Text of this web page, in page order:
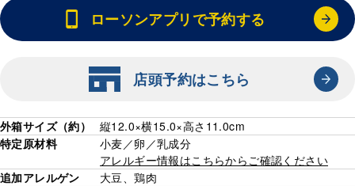
ローソンアプリで予約する
店頭予約はこちら
外箱サイズ（約）
縦12.0×横15.0×高さ11.0cm
特定原材料
小麦／卵／乳成分
アレルギー情報はこちらからご確認ください
追加アレルゲン
大豆、鶏肉